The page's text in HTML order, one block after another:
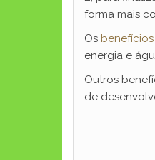
forma mais
Os
energia e
Outros
de